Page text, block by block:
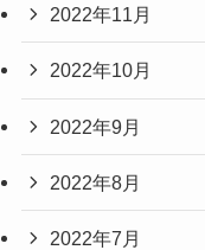
2022年11月
2022年10月
2022年9月
2022年8月
2022年7月